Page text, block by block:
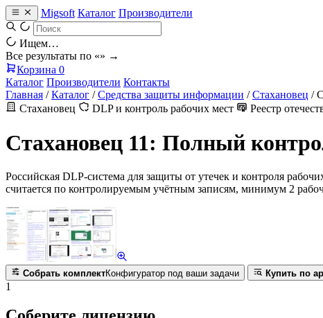
Migsoft Каталог Производители
Ищем…
Все результаты по «» →
Корзина 0
Каталог Производители Контакты
Главная / Каталог / Средства защиты информации / Стахановец /
Стахановец
DLP и контроль рабочих мест Реестр
Стахановец 11: Полный
Российская DLP-система для защиты от утечек и контроля
считается по контролируемым учётным записям, минимум 2
Собрать комплектКонфигуратор под ваши задачи Купить по
1